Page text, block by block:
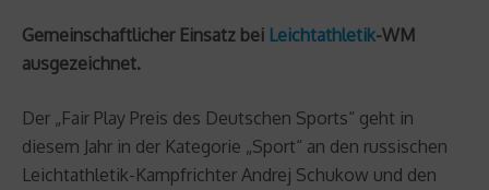
Gemeinschaftlicher Einsatz bei Leichtathletik-WM
ausgezeichnet.
Der „Fair Play Preis des Deutschen Sports“ geht in
diesem Jahr in der Kategorie „Sport“ an den russischen
Leichtathletik-Kampfrichter Andrej Schukow und den